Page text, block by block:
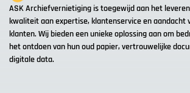
ASK Archiefvernietiging is toegewijd aan het
kwaliteit aan expertise, klantenservice en aandacht
klanten. Wij bieden een unieke oplossing aan om
het ontdoen van hun oud papier, vertrouwelijke
digitale data.